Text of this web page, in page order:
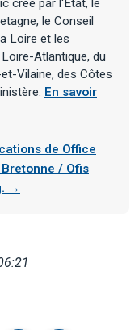
créé par l'Etat, le
le Conseil
Loire et les
Atlantique, du
Vilaine, des Côtes
En savoir
de Office
/ Ofis
→